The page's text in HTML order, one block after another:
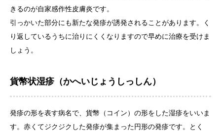
きるのが自家感作性皮膚炎です。
引っかいた部分にも新たな発疹が誘発されることがあります。く
り返しているうちに治りにくくなりますので早めに治療を受けま
しょう。
貨幣状湿疹（かへいじょうしっしん）
発疹の形を表す病名で、貨幣（コイン）の形をした湿疹をいいま
す。赤くてジクジクした発疹が集まった円形の発疹です。とく